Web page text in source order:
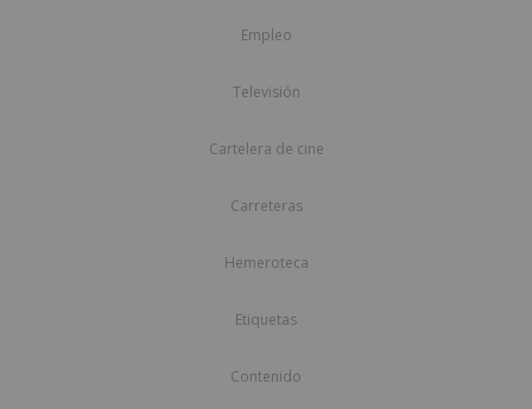
Empleo
Televisión
Cartelera de cine
Carreteras
Hemeroteca
Etiquetas
Contenido